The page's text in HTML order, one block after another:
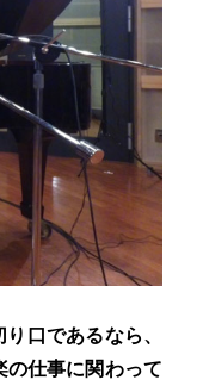
口であるなら、
の仕事に関わって